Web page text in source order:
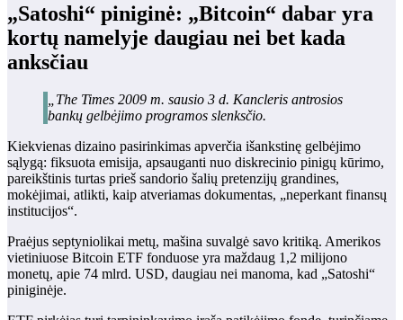
„Satoshi“ piniginė: „Bitcoin“ dabar yra
kortų namelyje daugiau nei bet kada
anksčiau
„The Times 2009 m. sausio 3 d. Kancleris antrosios
bankų gelbėjimo programos slenksčio.
Kiekvienas dizaino pasirinkimas apverčia išankstinę gelbėjimo
sąlygą: fiksuota emisija, apsauganti nuo diskrecinio pinigų kūrimo,
pareikštinis turtas prieš sandorio šalių pretenzijų grandines,
mokėjimai, atlikti, kaip atveriamas dokumentas, „neperkant finansų
institucijos“.
Praėjus septyniolikai metų, mašina suvalgė savo kritiką. Amerikos
vietiniuose Bitcoin ETF fonduose yra maždaug 1,2 milijono
monetų, apie 74 mlrd. USD, daugiau nei manoma, kad „Satoshi“
piniginėje.